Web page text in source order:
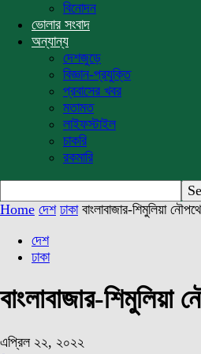
বিনোদন
ভোলার সংবাদ
অন্যান্য
দেশজুড়ে
বিজ্ঞান-প্রযুক্তি
প্রবাসের খবর
মতামত
লাইফস্টাইল
চাকরি
রকমারি
Home দেশ ঢাকা বাংলাবাজার-শিমুলিয়া
দেশ
ঢাকা
বাংলাবাজার-
এপ্রিল ২২, ২০২২